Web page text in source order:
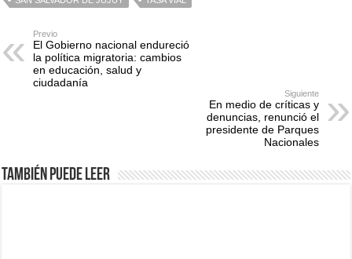
Previo
El Gobierno nacional endureció
la política migratoria: cambios
en educación, salud y
ciudadanía
Siguiente
En medio de críticas y
denuncias, renunció el
presidente de Parques
Nacionales
También puede leer